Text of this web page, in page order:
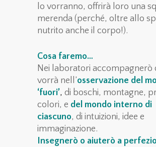
lo vorranno, offrirà loro una
merenda (perché, oltre allo
nutrito anche il corpo!).
Cosa faremo…
Nei laboratori accompagnerò
vorrà nell’osservazione del
‘fuori’, di boschi, montagne,
colori, e del mondo interno di
ciascuno, di intuizioni, idee e
immaginazione.
Insegnerò o aiuterò a